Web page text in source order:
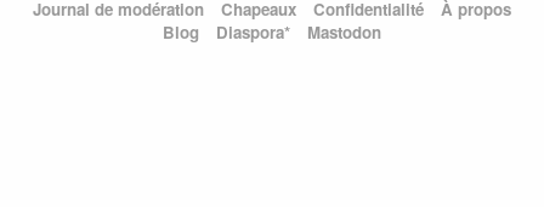
Journal de modération Chapeaux Confidentialité
À propos
Blog
Diaspora* Mastodon